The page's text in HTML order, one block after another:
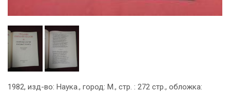
1982, изд-во: Наука., город: М., стр. : 272 стр., обложка: